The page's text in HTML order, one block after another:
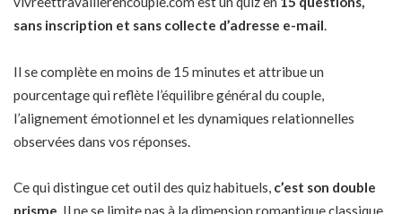
sans inscription et sans collecte d’adresse e-mail.
Il se complète en moins de 15 minutes et attribue un
pourcentage qui reflète l’équilibre général du couple,
l’alignement émotionnel et les dynamiques relationnelles
observées dans vos réponses.
Ce qui distingue cet outil des quiz habituels, c’est son double
prisme. Il ne se limite pas à la dimension romantique classique